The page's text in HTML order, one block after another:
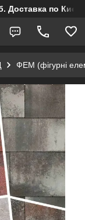
Доставка по
ФЕМ (фігурні